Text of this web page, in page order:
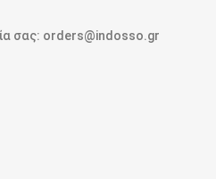
σας: orders@indosso.gr